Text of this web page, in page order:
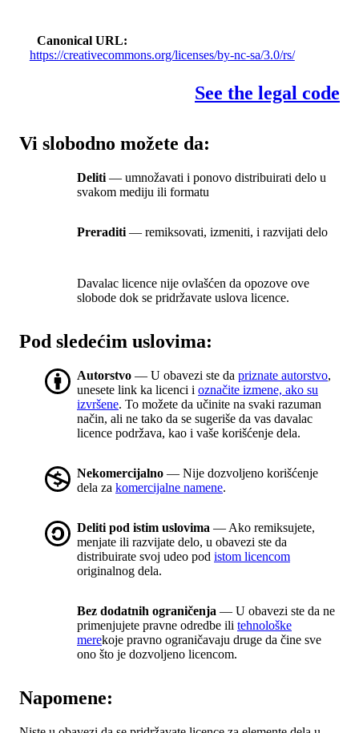
Canonical URL
https://creativecommons.org/licenses/by-nc-sa/3.0/rs/
See the legal code
Vi slobodno možete da:
Deliti — umnožavati i ponovo distribuirati delo u
svakom mediju ili formatu
Preraditi — remiksovati, izmeniti, i razvijati delo
Davalac licence nije ovlašćen da opozove ove
slobode dok se pridržavate uslova licence.
Pod sledećim uslovima:
Autorstvo — U obavezi ste da priznate autorstvo,
unesete link ka licenci i označite izmene, ako su
izvršene. To možete da učinite na svaki razuman
način, ali ne tako da se sugeriše da vas davalac
licence podržava, kao i vaše korišćenje dela.
Nekomercijalno — Nije dozvoljeno korišćenje
dela za komercijalne namene.
Deliti pod istim uslovima — Ako remiksujete,
menjate ili razvijate delo, u obavezi ste da
distribuirate svoj udeo pod istom licencom
originalnog dela.
Bez dodatnih ograničenja — U obavezi ste da ne
primenjujete pravne odredbe ili tehnološke
merekoje pravno ograničavaju druge da čine sve
ono što je dozvoljeno licencom.
Napomene: